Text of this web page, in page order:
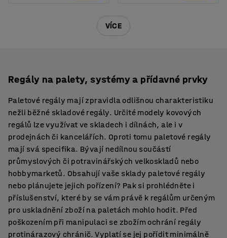
VÍCE
Regály na palety, systémy a přídavné prvky
Paletové regály mají zpravidla odlišnou charakteristiku
nežli běžné skladové regály. Určité modely kovových
regálů lze využívat ve skladech i dílnách, ale i v
prodejnách či kancelářích. Oproti tomu paletové regály
mají svá specifika. Bývají nedílnou součástí
průmyslových či potravinářských velkoskladů nebo
hobbymarketů. Obsahují vaše sklady paletové regály
nebo plánujete jejich pořízení? Pak si prohlédněte i
příslušenství, které by se vám právě k regálům určeným
pro uskladnění zboží na paletách mohlo hodit. Před
poškozením při manipulaci se zbožím ochrání regály
protinárazový chránič. Vyplatí se jej pořídit minimálně